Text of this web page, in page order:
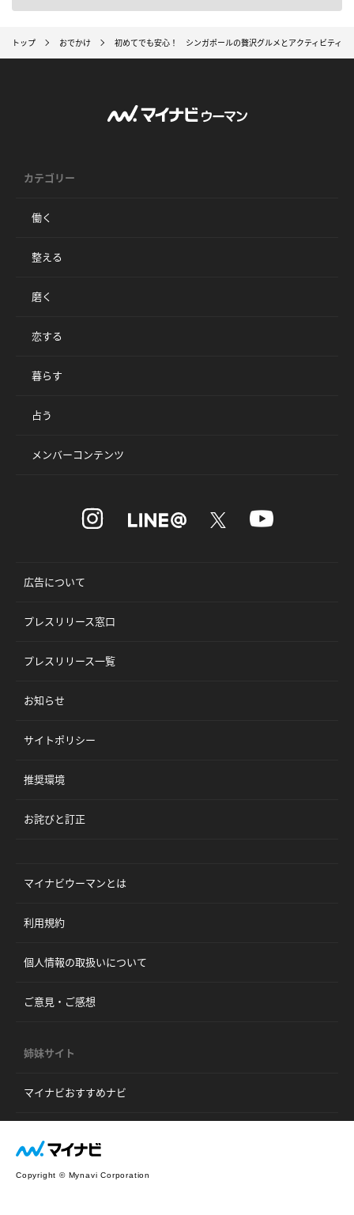
トップ おでかけ 初めてでも安心！ シンガポールの贅沢グルメとアクティビティを
カテゴリー
働く
整える
磨く
恋する
暮らす
占う
メンバーコンテンツ
広告について
プレスリリース窓口
プレスリリース一覧
お知らせ
サイトポリシー
推奨環境
お詫びと訂正
マイナビウーマンとは
利用規約
個人情報の取扱いについて
ご意見・ご感想
姉妹サイト
マイナビおすすめナビ
Copyright © Mynavi Corporation